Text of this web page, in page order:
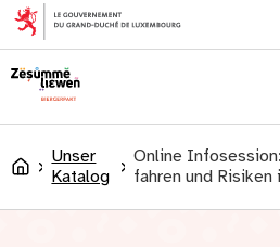
springen
Accueil
Unser
Katalog
Online
fahren und